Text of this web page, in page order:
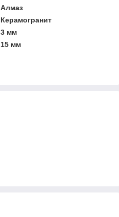
Алмаз
Керамогранит
3 мм
15 мм